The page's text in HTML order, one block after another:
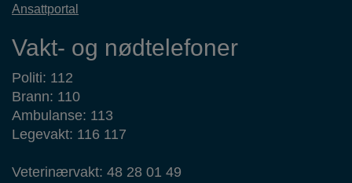
Ansattportal
Vakt- og nødtelefoner
Politi: 112
Brann: 110
Ambulanse: 113
Legevakt: 116 117
Veterinærvakt: 48 28 01 49